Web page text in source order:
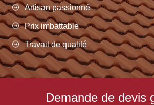
Artisan passionné
Prix imbattable
Travail de qualité
Demande de devis